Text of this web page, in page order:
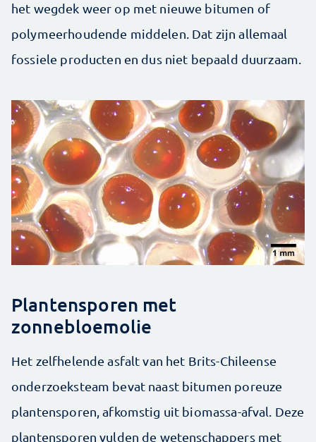
het wegdek weer op met nieuwe bitumen of
polymeerhoudende middelen. Dat zijn allemaal
fossiele producten en dus niet bepaald duurzaam.
Plantensporen met
zonnebloemolie
Het zelfhelende asfalt van het Brits-Chileense
onderzoeksteam bevat naast bitumen poreuze
plantensporen, afkomstig uit biomassa-afval. Deze
plantensporen vulden de wetenschappers met